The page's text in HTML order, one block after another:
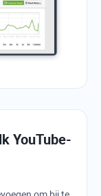
YouTube-